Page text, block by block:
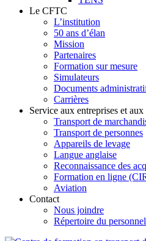
Le CFTC
L’institution
50 ans d’élan
Mission
Partenaires
Formation sur mesure
Simulateurs
Documents
Carrières
Service aux entreprises et
Transport de
Transport de personnes
Appareils de levage
Langue anglaise
Reconnaissance des
Formation en ligne
Aviation
Contact
Nous joindre
Répertoire du personnel